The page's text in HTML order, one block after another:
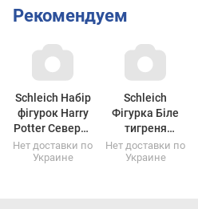
Рекомендуем
Schleich Набір
фігурок Harry
Potter Северус
Снейп та лань
Патронус,
Schleich
Фігурка Біле
тигреня
(14732)
Нет доставки по
Украине
Нет доставки по
Украине